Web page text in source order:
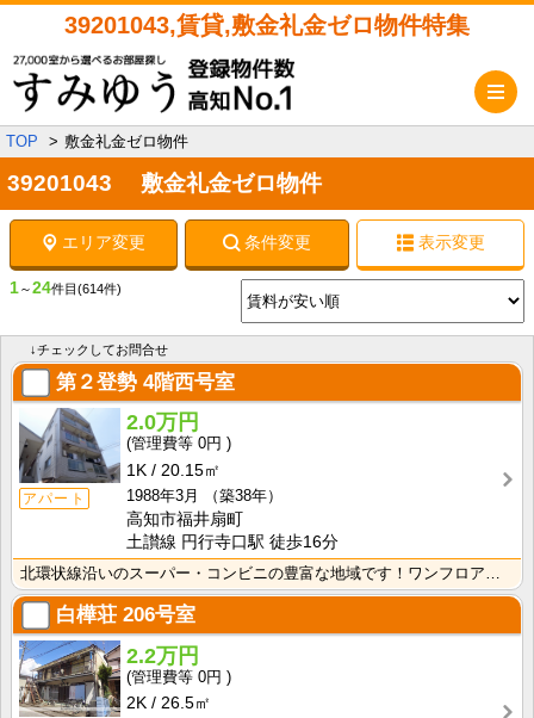
39201043,賃貸,敷金礼金ゼロ物件特集
TOP 敷金礼金ゼロ物件
39201043 敷金礼金ゼロ物件
エリア変更 条件変更 表示変更
1～24件目 (614件)
↓チェックしてお問合せ
第２登勢 4階西号室
アパート
2.0万円
0円
1K
20.15㎡
1988年3月
（築38年）
高知市福井扇町
土讃線 円行寺口駅 徒歩16分
北環状線沿いのスーパー・コンビニの豊富な地域です！ワンフロアに2世帯ずつなので窓が多く、風通しの良い･･･
白樺荘 206号室
2.2万円
0円
2K
26.5㎡